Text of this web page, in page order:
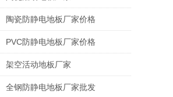
陶瓷防静电地板厂家价格
PVC防静电地板厂家价格
架空活动地板厂家
全钢防静电地板厂家批发